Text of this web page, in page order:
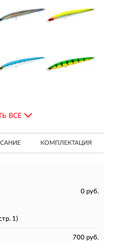
ВСЕ
КОМПЛЕКТАЦИЯ
0 руб.
1)
700 руб.